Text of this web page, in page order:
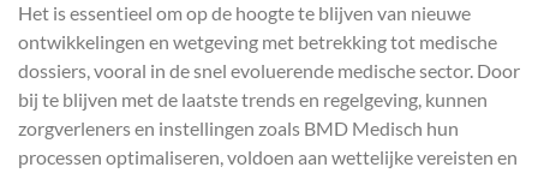
Het is essentieel om op de hoogte te blijven van nieuwe
ontwikkelingen en wetgeving met betrekking tot medische
dossiers, vooral in de snel evoluerende medische sector. Door
bij te blijven met de laatste trends en regelgeving, kunnen
zorgverleners en instellingen zoals BMD Medisch hun
processen optimaliseren, voldoen aan wettelijke vereisten en